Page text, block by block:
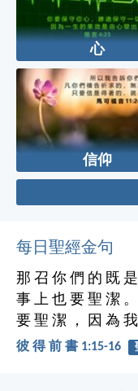
心
信仰
每日聖經金句
那 召 你 們 的 既
事 上 也 要 聖 潔
要 聖 潔 ， 因 為
彼 得 前 書 1:15-16